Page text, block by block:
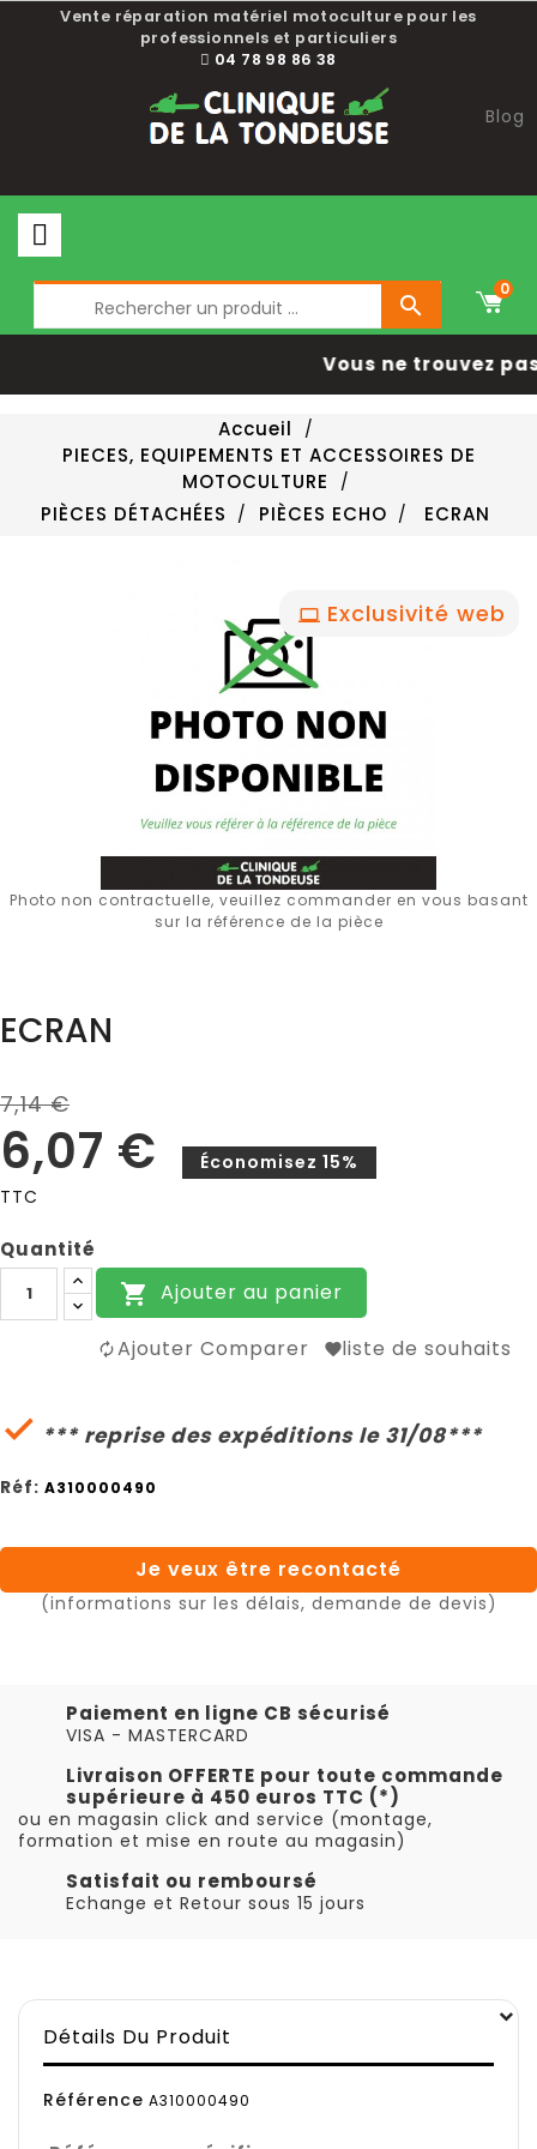
Vente réparation matériel motoculture pour les
professionnels et particuliers
04 78 98 86 38
Blog

0
Vous ne trouvez
Accueil
PIECES, EQUIPEMENTS ET ACCESSOIRES DE
MOTOCULTURE
PIÈCES DÉTACHÉES
PIÈCES ECHO ECRAN
Exclusivité web
Photo non contractuelle, veuillez commander en vous basant
sur la référence de la pièce
ECRAN
7,14 €
6,07 €
Économisez 15%
TTC
Quantité
 Ajouter au panier
Ajouter Comparer liste de souhaits
 *** reprise des expéditions le 31/08***
Réf: A310000490
Je veux être recontacté
(informations sur les délais, demande de devis)
Paiement en ligne CB sécurisé
VISA - MASTERCARD
Livraison OFFERTE pour toute commande
supérieure à 450 euros TTC (*)
ou en magasin click and service (montage,
formation et mise en route au magasin)
Satisfait ou remboursé
Echange et Retour sous 15 jours
Détails Du Produit
Référence A310000490